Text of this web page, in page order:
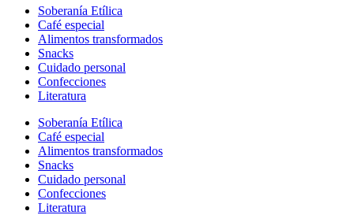
Soberanía Etílica
Café especial
Alimentos transformados
Snacks
Cuidado personal
Confecciones
Literatura
Soberanía Etílica
Café especial
Alimentos transformados
Snacks
Cuidado personal
Confecciones
Literatura